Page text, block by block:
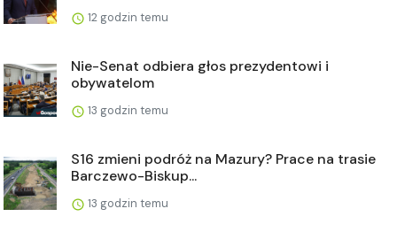
12 godzin temu
Nie-Senat odbiera głos prezydentowi i
obywatelom
13 godzin temu
S16 zmieni podróż na Mazury? Prace na trasie
Barczewo-Biskup...
13 godzin temu